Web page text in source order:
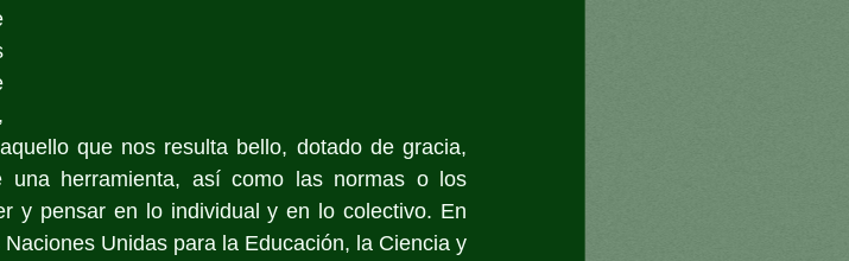
que nos resulta bello, dotado de gracia,
herramienta, así como las normas o los
y pensar en lo individual y en lo colectivo. En
Unidas para la Educación, la Ciencia y